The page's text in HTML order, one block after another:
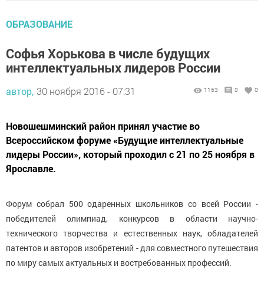
ОБРАЗОВАНИЕ
Софья Хорькова в числе будущих
интеллектуальных лидеров России
автор, 30 ноября 2016 - 07:31 1163 0 0
Новошешминский район принял участие во
Всероссийском форуме «Будущие интеллектуальные
лидеры России», который проходил с 21 по 25 ноября в
Ярославле.
Форум собрал 500 одаренных школьников со всей России -
победителей олимпиад, конкурсов в области научно-
технического творчества и естественных наук, обладателей
патентов и авторов изобретений - для совместного путешествия
по миру самых актуальных и востребованных профессий.